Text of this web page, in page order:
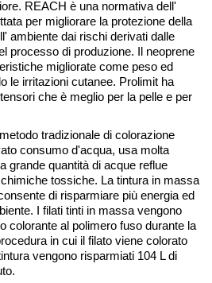
REACH è una normativa dell'
per migliorare la protezione della
ambiente dai rischi derivati dalle
processo di produzione. Il neoprene
migliorate come peso ed
le irritazioni cutanee. Prolimit ha
che è meglio per la pelle e per
tradizionale di colorazione
consumo d'acqua, usa molta
grande quantità di acque reflue
tossiche. La tintura in massa
di risparmiare più energia ed
I filati tinti in massa vengono
colorante al polimero fuso durante la
in cui il filato viene colorato
vengono risparmiati 104 L di